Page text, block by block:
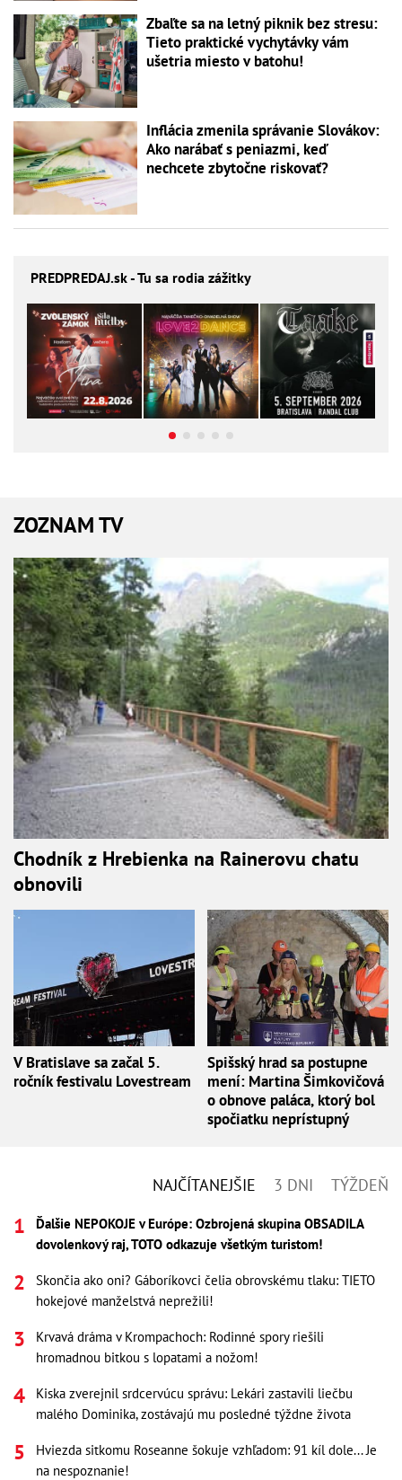
Zbaľte sa na letný piknik bez stresu:
Tieto praktické vychytávky vám
ušetria miesto v batohu!
Inflácia zmenila správanie Slovákov:
Ako narábať s peniazmi, keď
nechcete zbytočne riskovať?
PREDPREDAJ.sk - Tu sa rodia zážitky
ZOZNAM TV
Chodník z Hrebienka na Rainerovu chatu
obnovili
V Bratislave sa začal 5.
ročník festivalu Lovestream
Spišský hrad sa postupne
mení: Martina Šimkovičová
o obnove paláca, ktorý bol
spočiatku neprístupný
NAJČÍTANEJŠIE 3 DNI TÝŽDEŇ
Ďalšie NEPOKOJE v Európe: Ozbrojená skupina OBSADILA
dovolenkový raj, TOTO odkazuje všetkým turistom!
Skončia ako oni? Gáboríkovci čelia obrovskému tlaku: TIETO
hokejové manželstvá neprežili!
Krvavá dráma v Krompachoch: Rodinné spory riešili
hromadnou bitkou s lopatami a nožom!
Kiska zverejnil srdcervúcu správu: Lekári zastavili liečbu
malého Dominika, zostávajú mu posledné týždne života
Hviezda sitkomu Roseanne šokuje vzhľadom: 91 kíl dole... Je
na nespoznanie!